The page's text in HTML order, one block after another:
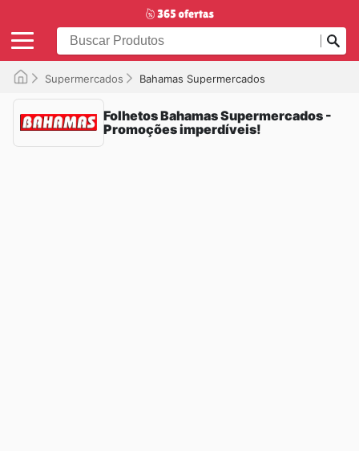
Supermercados Bahamas Supermercados
Folhetos Bahamas Supermercados -
Promoções imperdíveis!